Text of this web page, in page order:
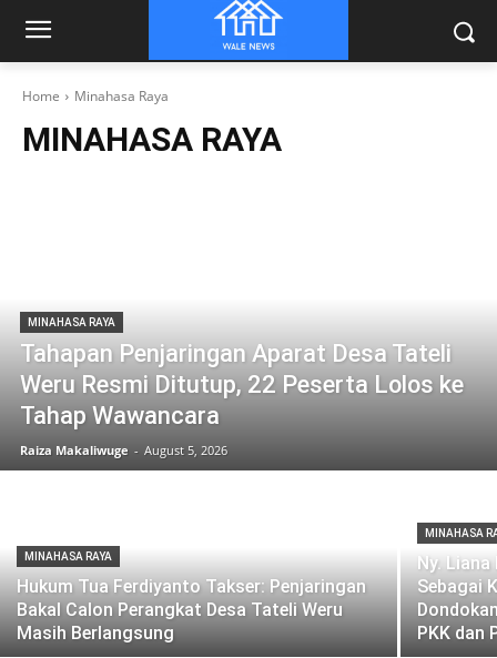
Home Minahasa Raya
MINAHASA RAYA
MINAHASA RAYA
Tahapan Penjaringan Aparat Desa Tateli
Weru Resmi Ditutup, 22 Peserta Lolos ke
Tahap Wawancara
Raiza Makaliwuge - August 5, 2026
MINAHASA RAYA
Hukum Tua Ferdiyanto Takser: Penjaringan
Bakal Calon Perangkat Desa Tateli Weru
Masih Berlangsung
MINAHASA
Ny.
Sebagai
PKK dan